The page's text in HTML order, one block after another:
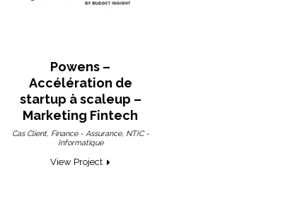
Powens –
Accélération de
startup à scaleup –
Marketing Fintech
Cas Client, Finance - Assurance, NTIC -
Informatique
View Project